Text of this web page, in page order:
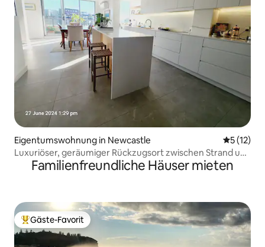
Eigentumswohnung in Newcastle
5 (12)
Luxuriöser, geräumiger Rückzugsort zwischen Strand und
HafenFamilienfreundliche Häuser mieten
Beliebter Gäste-Favorit.
Gäste-Favorit